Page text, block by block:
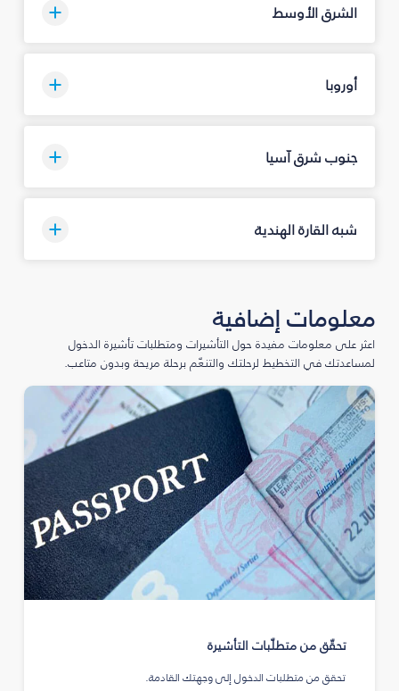
الشرق الأوسط
أوروبا
جنوب شرق آسيا
شبه القارة الهندية
معلومات إضافية
اعثر على معلومات مفيدة حول التأشيرات ومتطلبات تأشيرة الدخول
لمساعدتك في التخطيط لرحلتك والتنعّم برحلة مريحة وبدون متاعب.
تحقّق من متطلّبات التأشيرة
تحقق من متطلبات الدخول إلى وجهتك القادمة.